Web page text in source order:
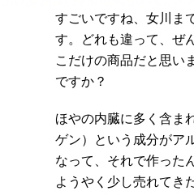
すごいですね、女川ま
す。どれも違って、ぜ
こだけの商品だと思い
ですか？
ほやの内臓に多く含ま
ゲン）という成分がア
なって、それで作った
ようやく少し売れてき